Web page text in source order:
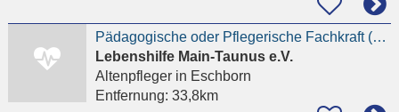
Pädagogische oder Pflegerische Fachkraft (m/w/d) Erzieher, Altenpfleger, Heilerziehungspfleger
Lebenshilfe Main-Taunus e.V.
Altenpflegerin Eschborn
Entfernung: 33,8km